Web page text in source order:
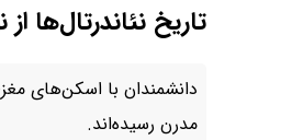
تاریخ نئاندرتال‌ها
دانشمندان با اسکن‌های
مدرن رسیده‌اند.